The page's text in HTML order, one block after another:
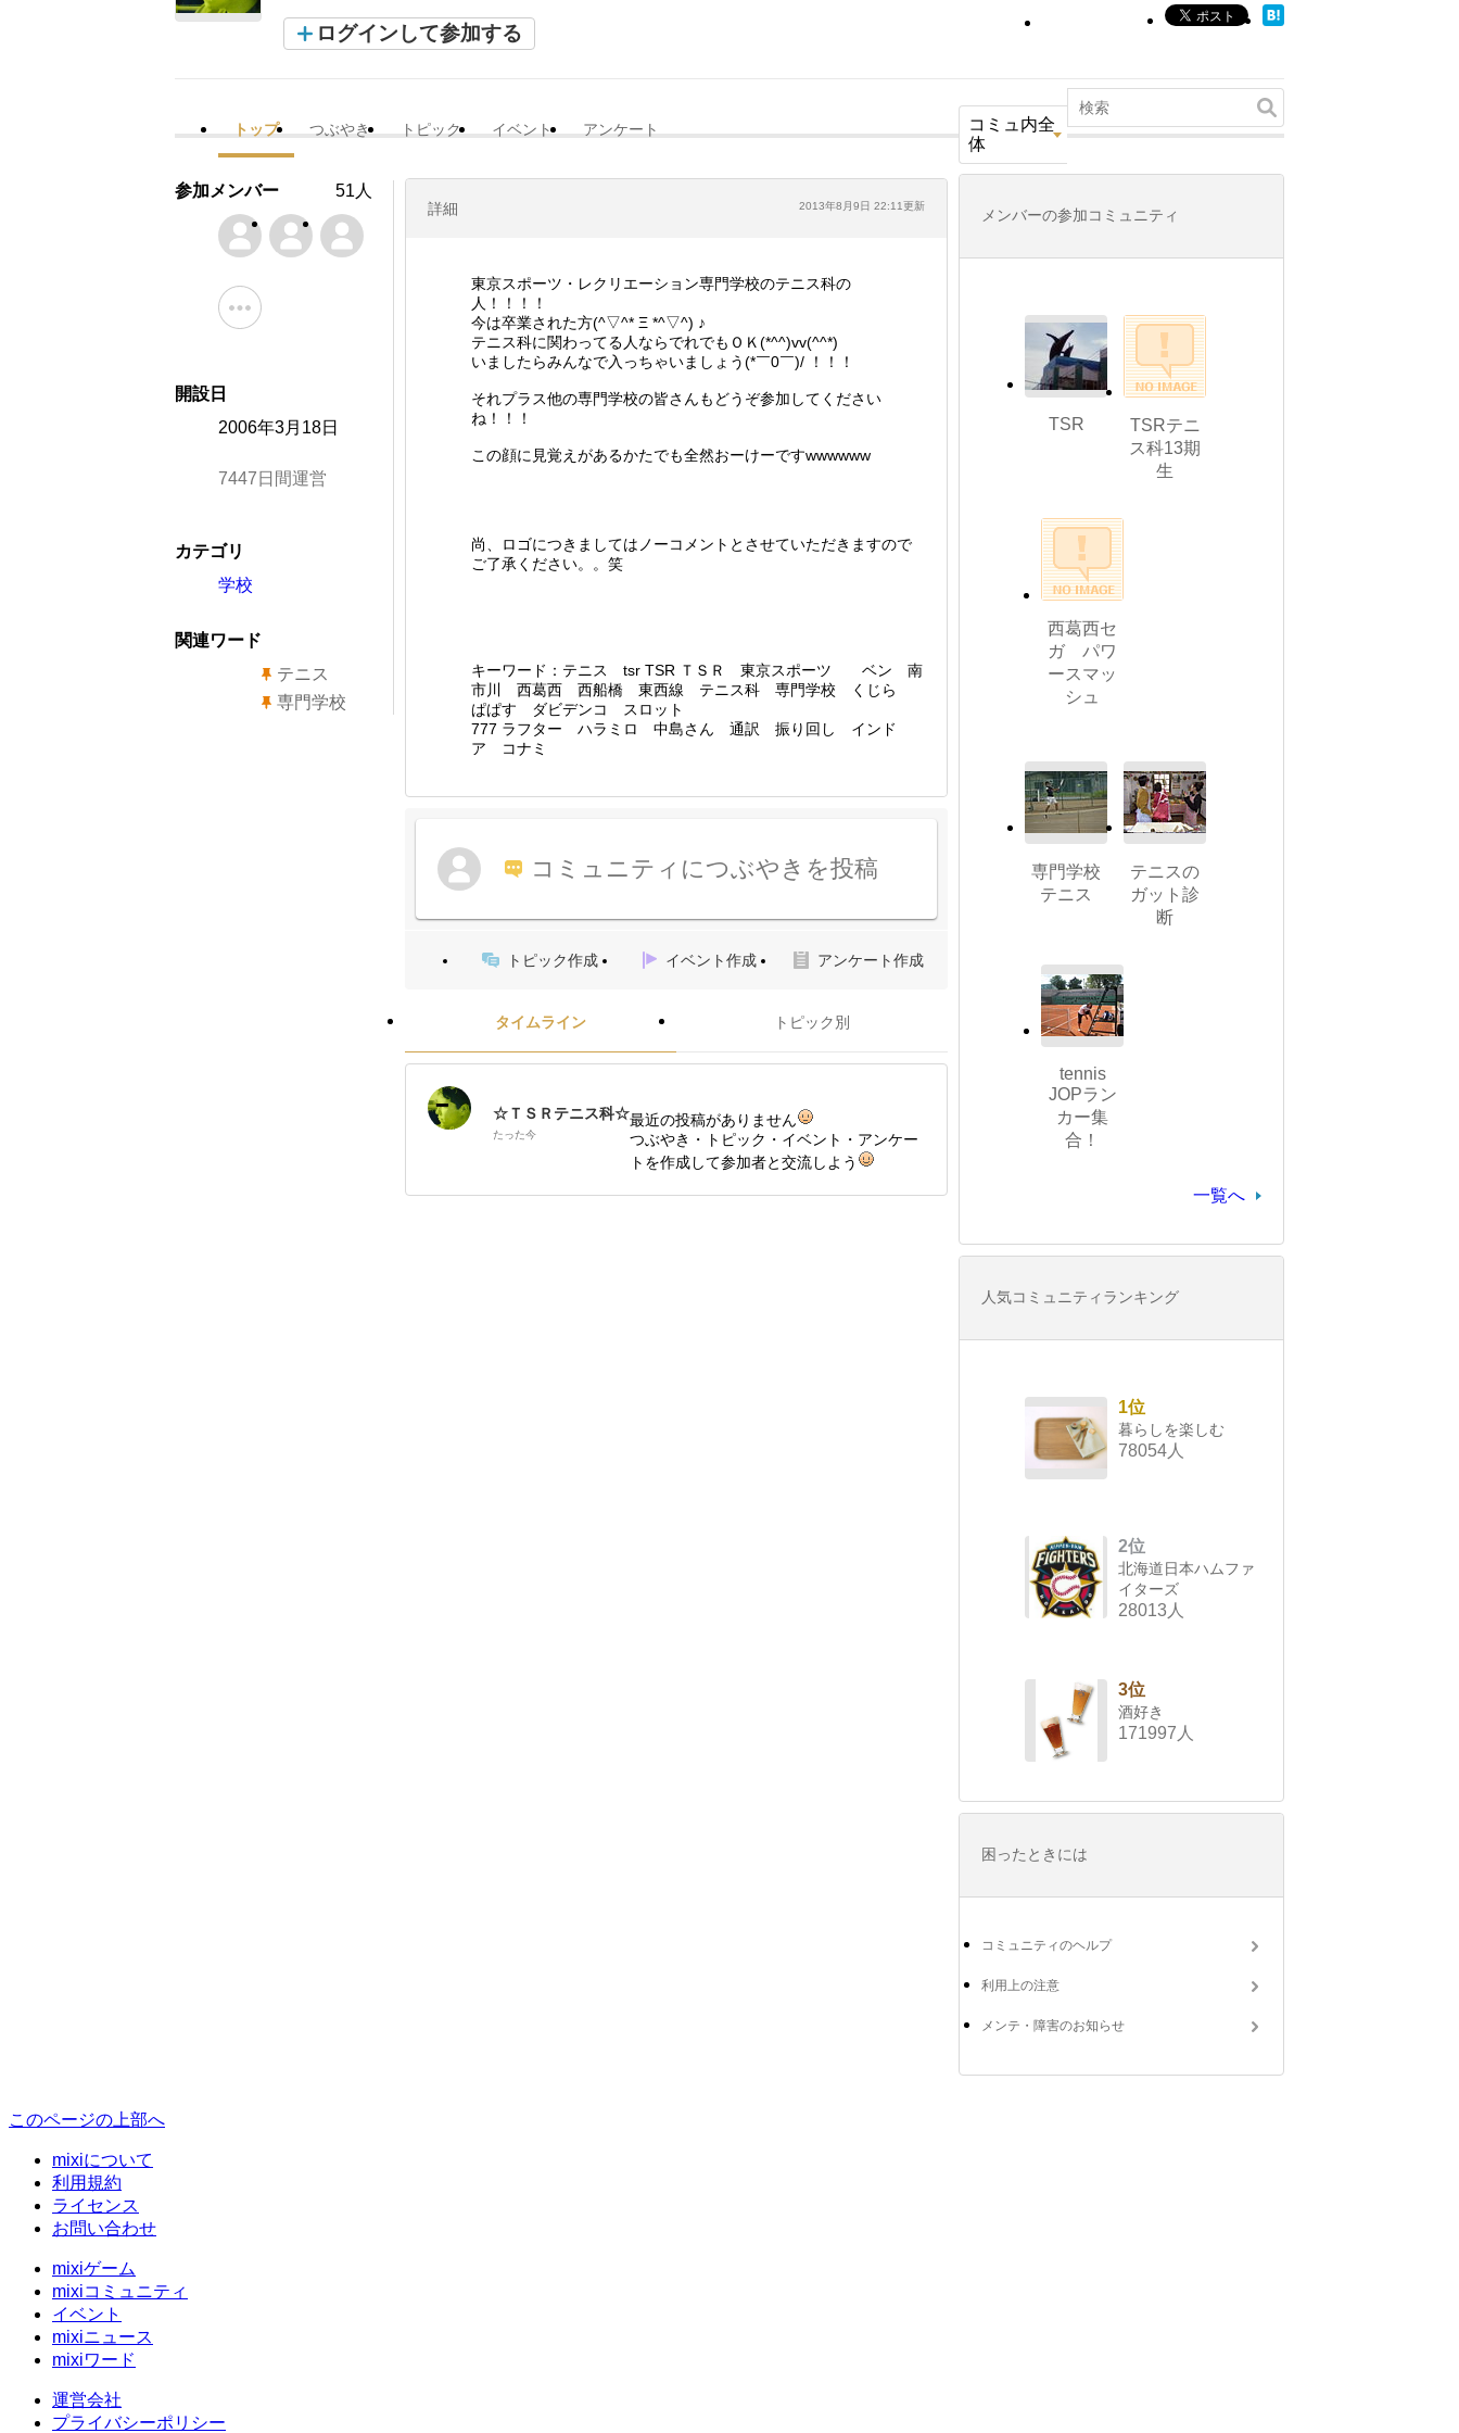
ログインして参加する
トップ つぶやき トピック イベント アンケート
コミュ内全
体
詳細 2013年8月9日 22:11更新
東京スポーツ・レクリエーション専門学校のテニス科の
人！！！！
今は卒業された方(^▽^* Ξ *^▽^) ♪
テニス科に関わってる人ならでれでもＯＫ(*^^)vv(^^*)
いましたらみんなで入っちゃいましょう(*￣0￣)/ ！！！
それプラス他の専門学校の皆さんもどうぞ参加してください
ね！！！
この顔に見覚えがあるかたでも全然おーけーですwwwwww
尚、ロゴにつきましてはノーコメントとさせていただきますので
ご了承ください。。笑
キーワード：テニス tsr TSR ＴＳＲ 東京スポーツ ベン 南
市川 西葛西 西船橋 東西線 テニス科 専門学校 くじら
ぱぱす ダビデンコ スロット
777 ラフター ハラミロ 中島さん 通訳 振り回し インド
ア コナミ
コミュニティにつぶやきを投稿
トピック作成 イベント作成 アンケート作成
タイムライン トピック別
☆ＴＳＲテニス科☆
たった今
最近の投稿がありません
つぶやき・トピック・イベント・アンケー
トを作成して参加者と交流しよう
参加メンバー 51人
開設日
2006年3月18日
7447日間運営
カテゴリ
学校
関連ワード
テニス
専門学校
メンバーの参加コミュニティ
TSR
TSRテニ
ス科13期
生
西葛西セ
ガ パワ
ースマッ
シュ
専門学校
テニス
テニスの
ガット診
断
tennis
JOPラン
カー集
合！
一覧へ
人気コミュニティランキング
1位
暮らしを楽しむ
78054人
2位
北海道日本ハムファ
イターズ
28013人
3位
酒好き
171997人
困ったときには
コミュニティのヘルプ
利用上の注意
メンテ・障害のお知らせ
このページの上部へ
mixiについて
利用規約
ライセンス
お問い合わせ
mixiゲーム
mixiコミュニティ
イベント
mixiニュース
mixiワード
運営会社
プライバシーポリシー